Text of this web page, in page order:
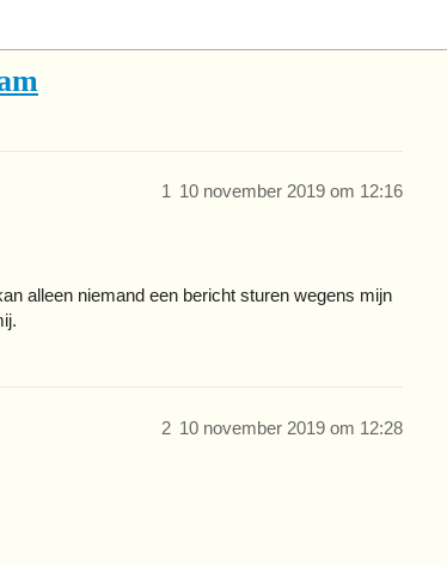
10 november 2019 om 12:16
1
alleen niemand een bericht sturen wegens mijn
10 november 2019 om 12:28
2